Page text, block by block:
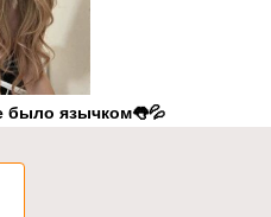
было язычком👅💦